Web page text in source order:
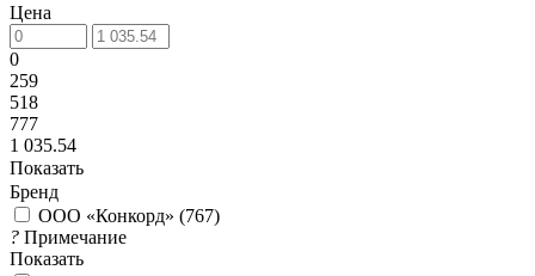
Цена
0
259
518
777
1 035.54
Показать
Бренд
ООО «Конкорд» (767)
? Примечание
Показать